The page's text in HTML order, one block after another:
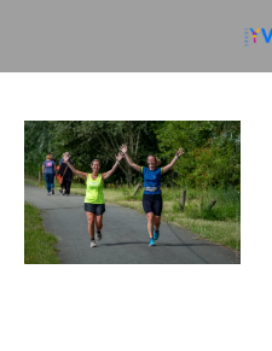
de
hoofdinhoud